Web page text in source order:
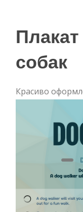
собак
Красиво